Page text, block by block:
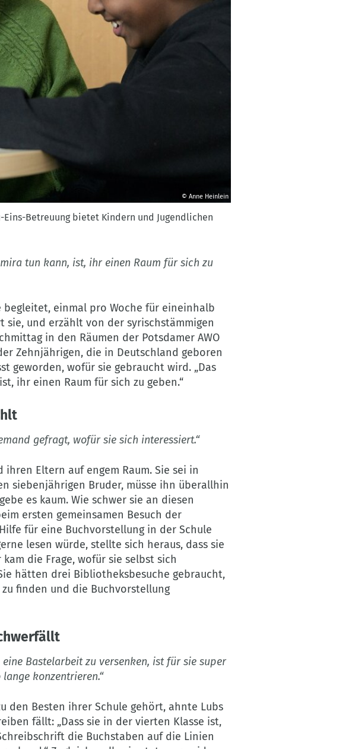
© Anne Heinlein
Betreuung bietet Kindern und Jugendlichen
tun kann, ist, ihr einen Raum für sich zu
einmal pro Woche für eineinhalb
sie, und erzählt von der syrischstämmigen
in den Räumen der Potsdamer AWO
Zehnjährigen, die in Deutschland geboren
geworden, wofür sie gebraucht wird. „Das
ihr einen Raum für sich zu geben.“
gefragt, wofür sie sich interessiert.“
Eltern auf engem Raum. Sie sei in
siebenjährigen Bruder, müsse ihn überallhin
es kaum. Wie schwer sie an diesen
ersten gemeinsamen Besuch der
für eine Buchvorstellung in der Schule
lesen würde, stellte sich heraus, dass sie
die Frage, wofür sie selbst sich
hätten drei Bibliotheksbesuche gebraucht,
finden und die Buchvorstellung
Bastelarbeit zu versenken, ist für sie super
konzentrieren.“
den Besten ihrer Schule gehört, ahnte Lubs
fällt: „Dass sie in der vierten Klasse ist,
die Buchstaben auf die Linien